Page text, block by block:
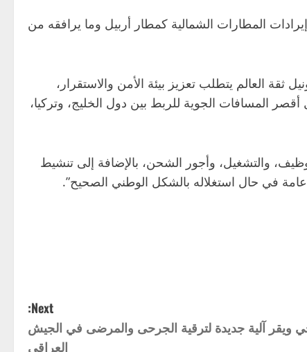
المطارات الشمالية كمطار أربيل وما يرافقه من
العالم يتطلب تعزيز بيئة الأمن والاستقرار،
المسافات الجوية للربط بين دول الخليج، وتركيا،
والتشغيل، وأجور الشحن، بالإضافة إلى تنشيط
عامة في حال استغلاله بالشكل الوطني الصحيح”.
Next:
ويقر آلية جديدة لترقية الجرحى والمرضى في الجيش
العراقي